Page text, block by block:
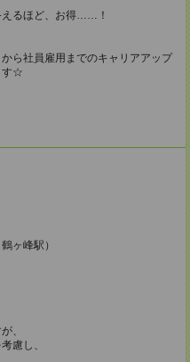
えるほど、お得……！
ら社員雇用までのキャリアアップ
す☆
ヶ峰駅）
、
慮し、